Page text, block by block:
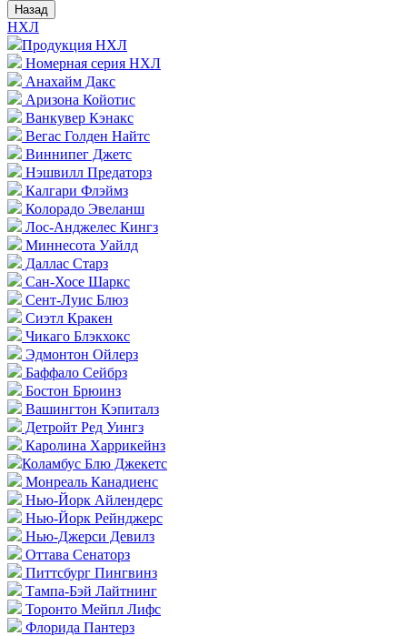
Назад
НХЛ
Продукция НХЛ
Номерная серия НХЛ
Анахайм Дакс
Аризона Койотис
Ванкувер Кэнакс
Вегас Голден Найтс
Виннипег Джетс
Нэшвилл Предаторз
Калгари Флэймз
Колорадо Эвеланш
Лос-Анджелес Кингз
Миннесота Уайлд
Даллас Старз
Сан-Хосе Шаркс
Сент-Луис Блюз
Сиэтл Кракен
Чикаго Блэкхокс
Эдмонтон Ойлерз
Баффало Сейбрз
Бостон Брюинз
Вашингтон Кэпиталз
Детройт Ред Уингз
Каролина Харрикейнз
Коламбус Блю Джекетс
Монреаль Канадиенс
Нью-Йорк Айлендерс
Нью-Йорк Рейнджерс
Нью-Джерси Девилз
Оттава Сенаторз
Питтсбург Пингвинз
Тампа-Бэй Лайтнинг
Торонто Мейпл Лифс
Флорида Пантерз